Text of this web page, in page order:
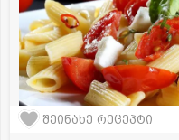
შეინახე რეცეპტი